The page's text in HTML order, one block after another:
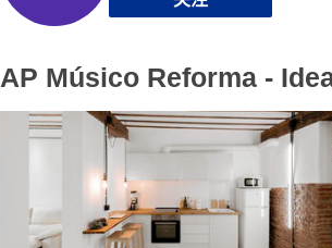
AP Músico Reforma -